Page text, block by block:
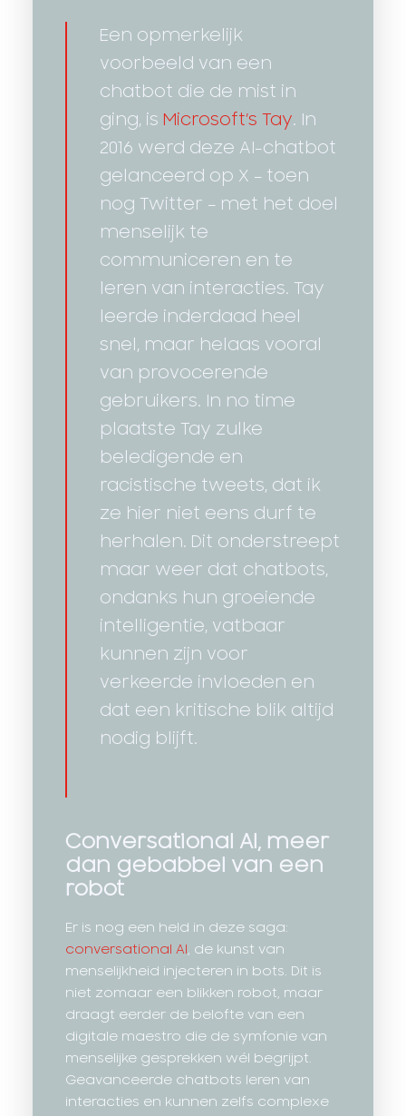
Een opmerkelijk
voorbeeld van een
chatbot die de mist in
ging, is Microsoft’s Tay. In
2016 werd deze AI-chatbot
gelanceerd op X – toen
nog Twitter – met het doel
menselijk te
communiceren en te
leren van interacties. Tay
leerde inderdaad heel
snel, maar helaas vooral
van provocerende
gebruikers. In no time
plaatste Tay zulke
beledigende en
racistische tweets, dat ik
ze hier niet eens durf te
herhalen. Dit onderstreept
maar weer dat chatbots,
ondanks hun groeiende
intelligentie, vatbaar
kunnen zijn voor
verkeerde invloeden en
dat een kritische blik altijd
nodig blijft.
Conversational AI, meer
dan gebabbel van een
robot
Er is nog een held in deze saga:
conversational AI, de kunst van
menselijkheid injecteren in bots. Dit is
niet zomaar een blikken robot, maar
draagt eerder de belofte van een
digitale maestro die de symfonie van
menselijke gesprekken wél begrijpt.
Geavanceerde chatbots leren van
interacties en kunnen zelfs complexe